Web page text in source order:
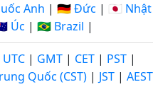
Anh | 🇩🇪 Đức | 🇯🇵 Nhật
Úc | 🇧🇷 Brazil |
UTC | GMT | CET | PST |
Quốc (CST) | JST | AEST